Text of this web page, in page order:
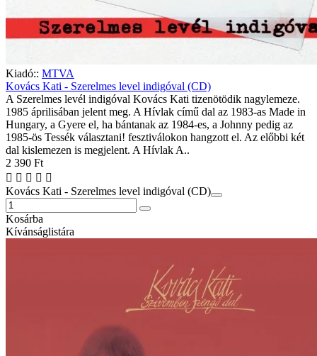
Kiadó:: MTVA
Kovács Kati - Szerelmes level indigóval (CD)
A Szerelmes levél indigóval Kovács Kati tizenötödik nagylemeze.
1985 áprilisában jelent meg. A Hívlak című dal az 1983-as Made in
Hungary, a Gyere el, ha bántanak az 1984-es, a Johnny pedig az
1985-ös Tessék választani! fesztiválokon hangzott el. Az előbbi két
dal kislemezen is megjelent. A Hívlak A..
2 390 Ft
Kovács Kati - Szerelmes level indigóval (CD)
Kosárba
Kívánságlistára